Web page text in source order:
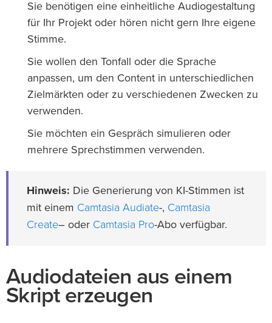
Sie benötigen eine einheitliche Audiogestaltung
für Ihr Projekt oder hören nicht gern Ihre eigene
Stimme.
Sie wollen den Tonfall oder die Sprache
anpassen, um den Content in unterschiedlichen
Zielmärkten oder zu verschiedenen Zwecken zu
verwenden.
Sie möchten ein Gespräch simulieren oder
mehrere Sprechstimmen verwenden.
Hinweis: Die Generierung von KI-Stimmen ist
mit einem Camtasia Audiate-, Camtasia
Create– oder Camtasia Pro-Abo verfügbar.
Audiodateien aus einem
Skript erzeugen